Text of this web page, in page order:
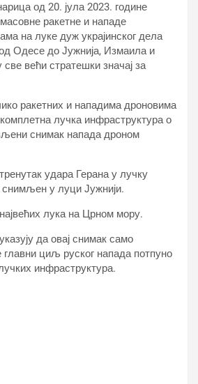
од 20. јула 2023. године
ракетне и нападе
на луке дуж украјинског дела
Одесе до Јужнија, Измаила и
све већи стратешки значај за
ракетних и нападима дроновима
лучка инфраструктура о
снимак напада дроном
удара Герана у лучку
у луци Јужнији.
лука на Црном мору.
да овај снимак само
главни циљ руског напада потпуно
инфраструктура.